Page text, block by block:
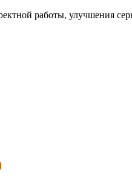
работы, улучшения